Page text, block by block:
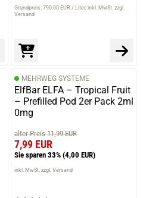
Grundpreis: 790,00 EUR / Liter inkl. MwSt. zzgl.
Versand
MEHRWEG SYSTEME
ElfBar ELFA – Tropical Fruit
– Prefilled Pod 2er Pack 2ml
0mg
alter Preis 11,99 EUR
7,99 EUR
Sie sparen 33% (4,00 EUR)
inkl. MwSt. zzgl. Versand